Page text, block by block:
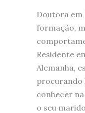
Doutora
formação,
Residente
Alemanha,
procurando
conhecer
o seu